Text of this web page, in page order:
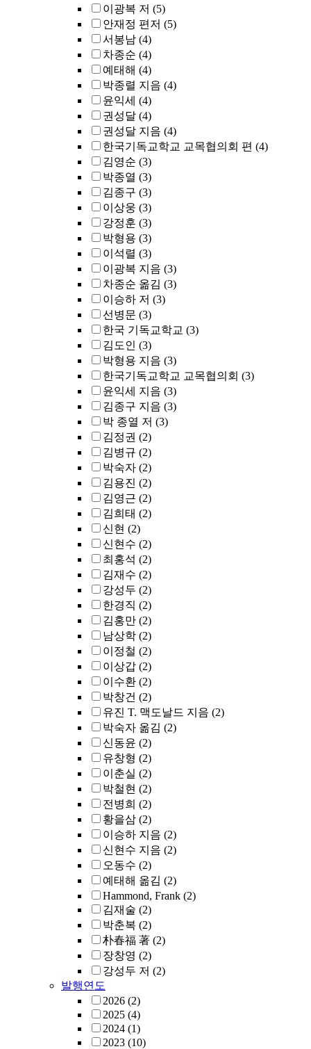
이광복 저 (5)
안재정 편저 (5)
서봉남 (4)
차종순 (4)
예태해 (4)
박종렬 지음 (4)
윤익세 (4)
권성달 (4)
권성달 지음 (4)
한국기독교학교 교목협의회 편 (4)
김영순 (3)
박종열 (3)
김종구 (3)
이상웅 (3)
강정훈 (3)
박형용 (3)
이석렬 (3)
이광복 지음 (3)
차종순 옮김 (3)
이승하 저 (3)
선병문 (3)
한국 기독교학교 (3)
김도인 (3)
박형용 지음 (3)
한국기독교학교 교목협의회 (3)
윤익세 지음 (3)
김종구 지음 (3)
박 종열 저 (3)
김정권 (2)
김병규 (2)
박숙자 (2)
김용진 (2)
김영근 (2)
김희태 (2)
신현 (2)
신현수 (2)
최홍석 (2)
김재수 (2)
강성두 (2)
한경직 (2)
김홍만 (2)
남상학 (2)
이정철 (2)
이상갑 (2)
이수환 (2)
박창건 (2)
유진 T. 맥도날드 지음 (2)
박숙자 옮김 (2)
신동윤 (2)
유창형 (2)
이춘실 (2)
박철현 (2)
전병희 (2)
황을삼 (2)
이승하 지음 (2)
신현수 지음 (2)
오동수 (2)
예태해 옮김 (2)
Hammond, Frank (2)
김재술 (2)
박춘복 (2)
朴春福 著 (2)
장창영 (2)
강성두 저 (2)
발행연도
2026 (2)
2025 (4)
2024 (1)
2023 (10)